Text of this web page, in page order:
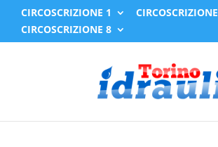
CIRCOSCRIZIONE 1
CIRCOSCRIZIONE 8